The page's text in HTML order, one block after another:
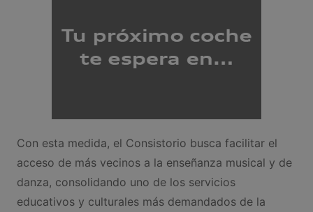
Con esta medida, el Consistorio busca facilitar el
acceso de más vecinos a la enseñanza musical y de
danza, consolidando uno de los servicios
educativos y culturales más demandados de la